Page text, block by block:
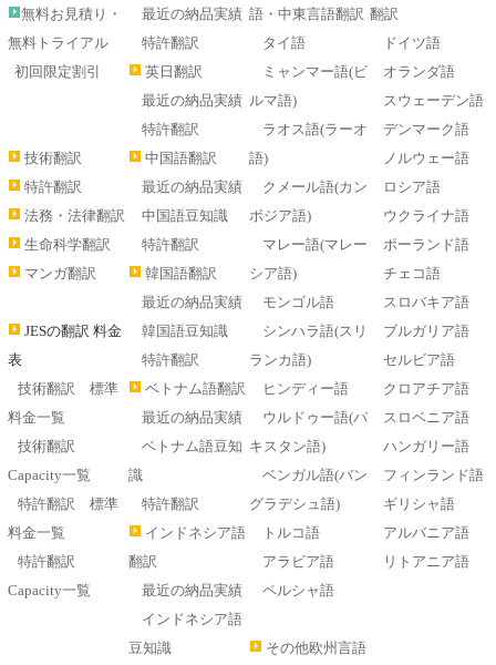
無料お見積り・
無料トライアル
初回限定割引
技術翻訳
特許翻訳
法務・法律翻訳
生命科学翻訳
マンガ翻訳
JESの翻訳 料金
表
技術翻訳 標準
料金一覧
技術翻訳
Capacity一覧
特許翻訳 標準
料金一覧
特許翻訳
Capacity一覧
最近の納品実績
特許翻訳
英日翻訳
最近の納品実績
特許翻訳
中国語翻訳
最近の納品実績
中国語豆知識
特許翻訳
韓国語翻訳
最近の納品実績
韓国語豆知識
特許翻訳
ベトナム語翻訳
最近の納品実績
ベトナム語豆知
識
特許翻訳
インドネシア語
翻訳
最近の納品実績
インドネシア語
豆知識
語・中東言語翻訳
タイ語
ミャンマー語(ビ
ルマ語)
ラオス語(ラーオ
語)
クメール語(カン
ボジア語)
マレー語(マレー
シア語)
モンゴル語
シンハラ語(スリ
ランカ語)
ヒンディー語
ウルドゥー語(パ
キスタン語)
ベンガル語(バン
グラデシュ語)
トルコ語
アラビア語
ペルシャ語
その他欧州言語
翻訳
ドイツ語
オランダ語
スウェーデン語
デンマーク語
ノルウェー語
ロシア語
ウクライナ語
ポーランド語
チェコ語
スロバキア語
ブルガリア語
セルビア語
クロアチア語
スロベニア語
ハンガリー語
フィンランド語
ギリシャ語
アルバニア語
リトアニア語